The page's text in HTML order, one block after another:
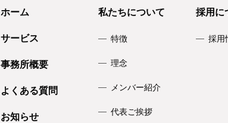
ホーム
サービス
事務所概要
よくある質問
お知らせ
私たちについて
特徴
理念
メンバー紹介
代表ご挨拶
採用に
採用